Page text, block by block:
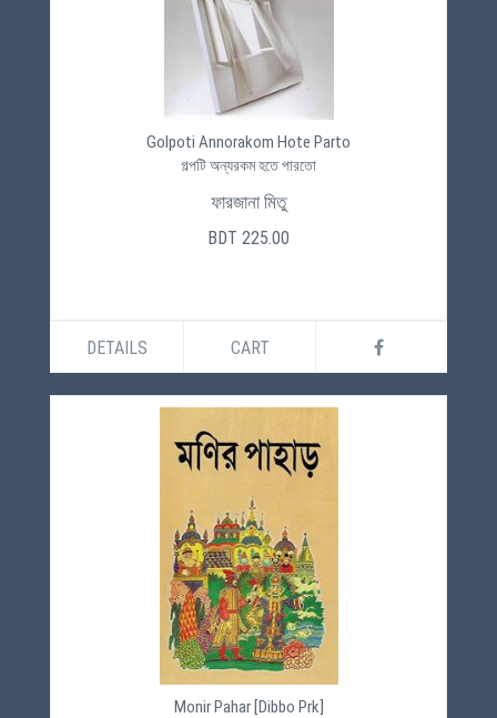
Golpoti Annorakom Hote Parto
গল্পটি অন্যরকম হতে পারতো
ফারজানা মিতু
BDT 225.00
DETAILS CART
Monir Pahar [Dibbo Prk]